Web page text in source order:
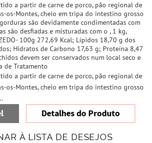
a partir de carne de porco, pão regional de
os-Montes, cheio em tripa do intestino grosso
são devidamente condimentadas com
são desfiadas e misturadas com o , 1 kg,
100g 272,69 Kcal; Lípidos 18,70 g dos
Hidratos de Carbono 17,63 g; Proteína 8,47
devem ser conservados num local seco e
de Tratamento
a partir de carne de porco, pão regional de
os-Montes, cheio em tripa do intestino grosso
Detalhes do Produto
À LISTA DE DESEJOS